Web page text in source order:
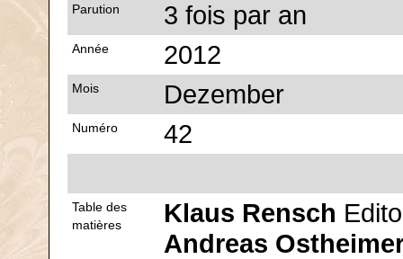
Parution 3 fois par an
Année 2012
Mois Dezember
Numéro 42
Table des
matières
Klaus Rensch
Andreas